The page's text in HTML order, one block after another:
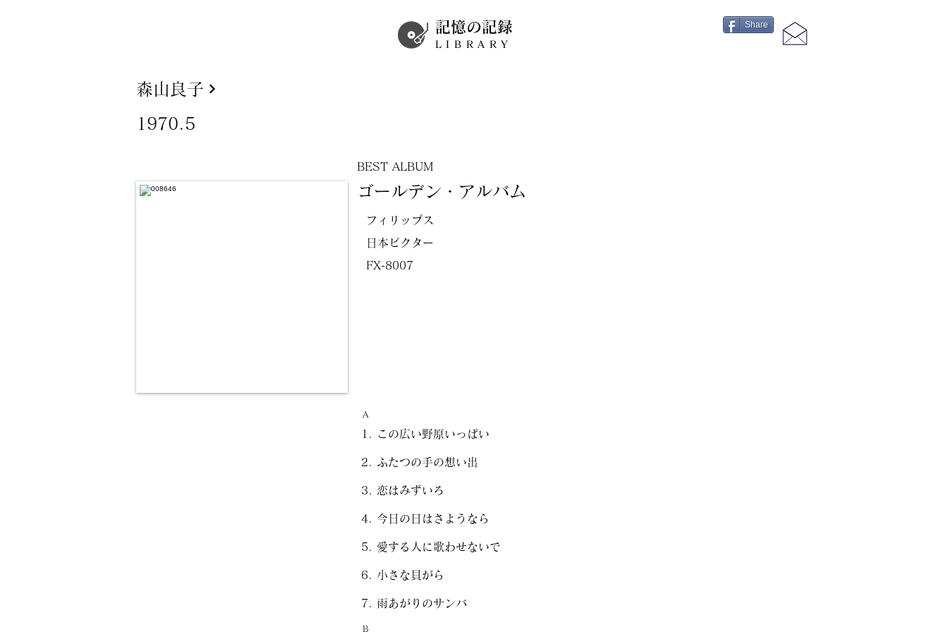
記憶の記録
LIBRARY
Share
森山良子
1970.5
BEST ALBUM
ゴールデン・アルバム
フィリップス
日本ビクター
FX-8007
A
この広い野原いっぱい
ふたつの手の想い出
恋はみずいろ
今日の日はさようなら
愛する人に歌わせないで
小さな貝がら
雨あがりのサンバ
B